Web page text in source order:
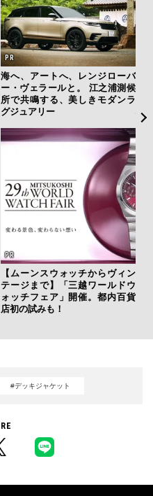
海へ、アートへ、レンジローバ
ー・ヴェラールと。 江之浦測候
所で共鳴する、美しきモダンラ
グジュアリー
【ムーンスウォッチからヴィン
テージまで】「三越ワールドウ
ォッチフェア」開催。都内百貨
店初の試みも！
心を
#デッキジャケット